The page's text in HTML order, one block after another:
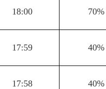
18:00 70%
17:59 40%
17:58 40%